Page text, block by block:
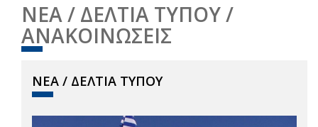
ΝΕΑ / ΔΕΛΤΙΑ ΤΥΠΟΥ /
ΑΝΑΚΟΙΝΩΣΕΙΣ
ΝΕΑ / ΔΕΛΤΙΑ ΤΥΠΟΥ